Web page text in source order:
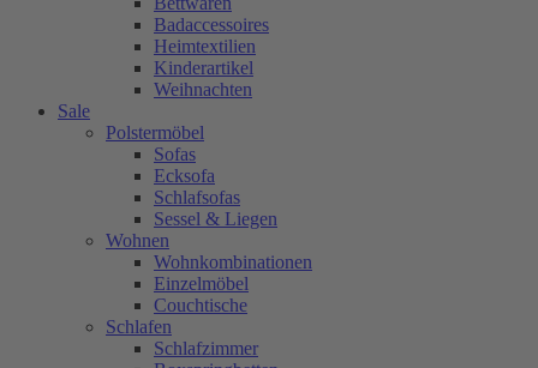
Badaccessoires
Heimtextilien
Kinderartikel
Weihnachten
Sale
Polstermöbel
Sofas
Ecksofa
Schlafsofas
Sessel & Liegen
Wohnen
Wohnkombinationen
Einzelmöbel
Couchtische
Schlafen
Schlafzimmer